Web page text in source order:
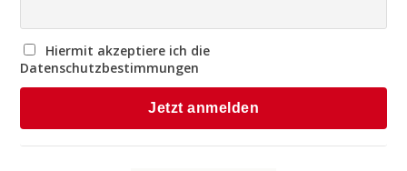
Hiermit akzeptiere ich die
Datenschutzbestimmungen